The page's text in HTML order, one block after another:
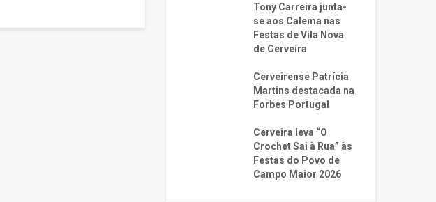
Tony Carreira junta-
se aos Calema nas
Festas de Vila Nova
de Cerveira
Cerveirense Patrícia
Martins destacada na
Forbes Portugal
Cerveira leva “O
Crochet Sai à Rua” às
Festas do Povo de
Campo Maior 2026